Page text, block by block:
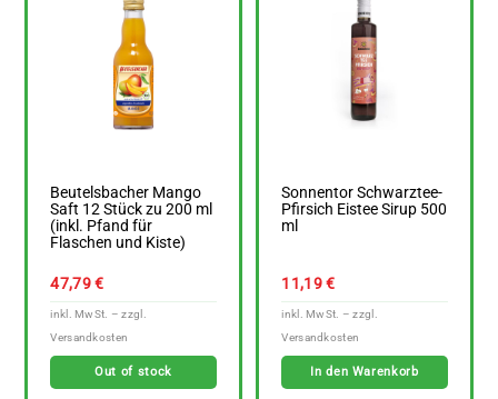
Beutelsbacher Mango
Saft 12 Stück zu 200 ml
(inkl. Pfand für
Flaschen und Kiste)
47,79€
Out of stock
Sonnentor Schwarztee-
Pfirsich Eistee Sirup 500
ml
11,19€
In den Warenkorb